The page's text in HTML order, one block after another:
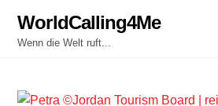
content
WorldCalling4Me
Wenn die Welt ruft...